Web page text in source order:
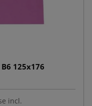
125x176
incl.